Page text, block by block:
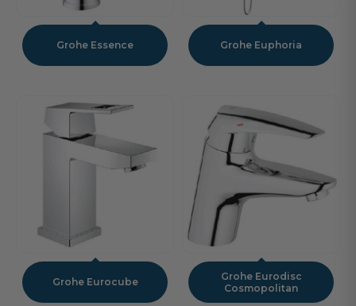
Grohe Essence Grohe Euphoria
Grohe Eurocube
Grohe Eurodisc
Cosmopolitan